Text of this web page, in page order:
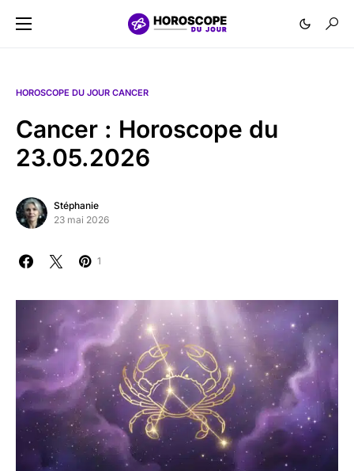
HOROSCOPE DU JOUR CANCER
Cancer : Horoscope du
23.05.2026
Stéphanie
23 mai 2026
1